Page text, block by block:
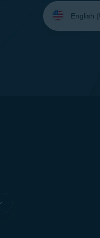
Select
your
language: